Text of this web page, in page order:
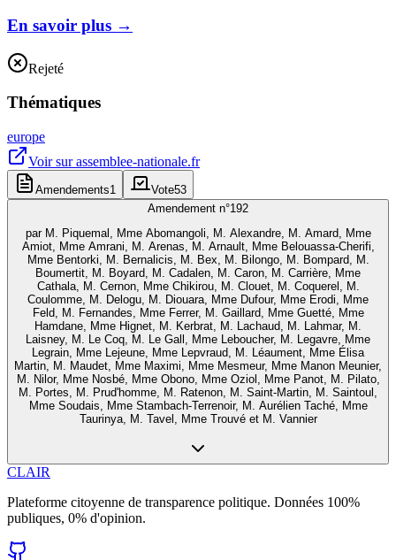
En savoir plus →
Rejeté
Thématiques
europe
Voir surassemblee-nationale.fr
Amendements1 Vote53
Amendement n°192
par M. Piquemal, Mme Abomangoli, M. Alexandre, M. Amard, Mme
Amiot, Mme Amrani, M. Arenas, M. Arnault, Mme Belouassa-Cherifi,
Mme Bentorki, M. Bernalicis, M. Bex, M. Bilongo, M. Bompard, M.
Boumertit, M. Boyard, M. Cadalen, M. Caron, M. Carrière, Mme
Cathala, M. Cernon, Mme Chikirou, M. Clouet, M. Coquerel, M.
Coulomme, M. Delogu, M. Diouara, Mme Dufour, Mme Erodi, Mme
Feld, M. Fernandes, Mme Ferrer, M. Gaillard, Mme Guetté, Mme
Hamdane, Mme Hignet, M. Kerbrat, M. Lachaud, M. Lahmar, M.
Laisney, M. Le Coq, M. Le Gall, Mme Leboucher, M. Legavre, Mme
Legrain, Mme Lejeune, Mme Lepvraud, M. Léaument, Mme Élisa
Martin, M. Maudet, Mme Maximi, Mme Mesmeur, Mme Manon Meunier,
M. Nilor, Mme Nosbé, Mme Obono, Mme Oziol, Mme Panot, M. Pilato,
M. Portes, M. Prud'homme, M. Ratenon, M. Saint-Martin, M. Saintoul,
Mme Soudais, Mme Stambach-Terrenoir, M. Aurélien Taché, Mme
Taurinya, M. Tavel, Mme Trouvé et M. Vannier
CLAIR
Plateforme citoyenne de transparence politique. Données 100%
publiques, 0% d'opinion.